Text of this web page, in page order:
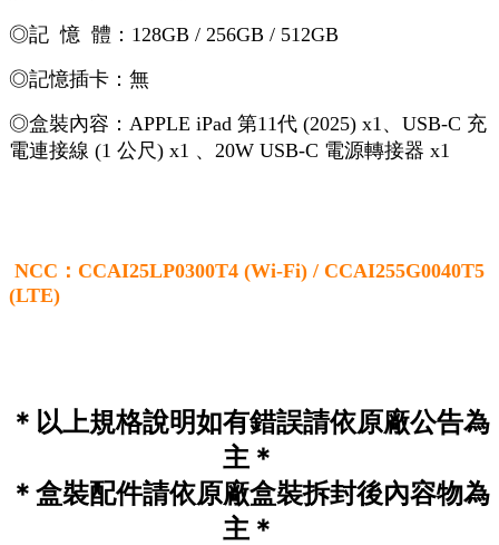
◎記 憶 體：128GB / 256GB / 512GB
◎記憶插卡：無
◎盒裝內容：APPLE iPad 第11代 (2025) x1、USB-C 充
電連接線 (1 公尺) x1 、20W USB-C 電源轉接器 x1
NCC：CCAI25LP0300T4 (Wi-Fi) / CCAI255G0040T5
(LTE)
＊以上規格說明如有錯誤請依原廠公告為
主＊
＊盒裝配件請依原廠盒裝拆封後內容物為
主＊